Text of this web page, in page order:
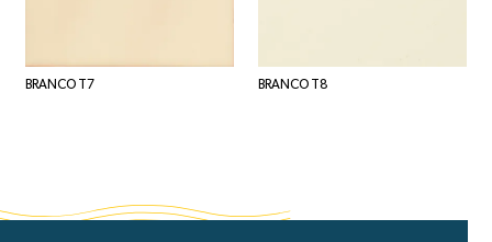
BRANCO T7 BRANCO T8